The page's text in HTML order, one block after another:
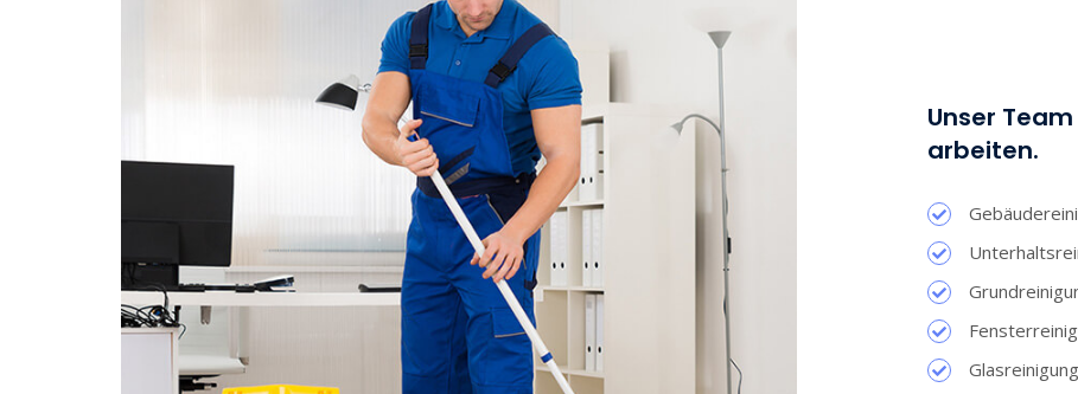
Unser
arbeiten.
Glasreinigung